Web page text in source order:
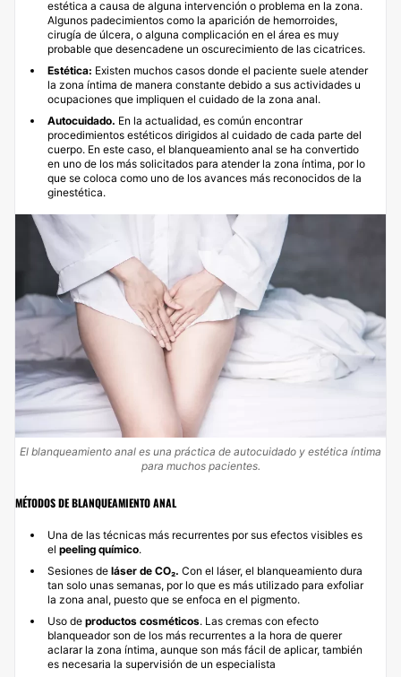
estética a causa de alguna intervención o problema en la zona.
Algunos padecimientos como la aparición de hemorroides,
cirugía de úlcera, o alguna complicación en el área es muy
probable que desencadene un oscurecimiento de las cicatrices.
Estética: Existen muchos casos donde el paciente suele atender
la zona íntima de manera constante debido a sus actividades u
ocupaciones que impliquen el cuidado de la zona anal.
Autocuidado. En la actualidad, es común encontrar
procedimientos estéticos dirigidos al cuidado de cada parte del
cuerpo. En este caso, el blanqueamiento anal se ha convertido
en uno de los más solicitados para atender la zona íntima, por lo
que se coloca como uno de los avances más reconocidos de la
ginestética.
El blanqueamiento anal es una práctica de autocuidado y estética íntima
para muchos pacientes.
MÉTODOS DE BLANQUEAMIENTO ANAL
Una de las técnicas más recurrentes por sus efectos visibles es
el peeling químico.
Sesiones de láser de CO₂. Con el láser, el blanqueamiento dura
tan solo unas semanas, por lo que es más utilizado para exfoliar
la zona anal, puesto que se enfoca en el pigmento.
Uso de productos cosméticos. Las cremas con efecto
blanqueador son de los más recurrentes a la hora de querer
aclarar la zona íntima, aunque son más fácil de aplicar, también
es necesaria la supervisión de un especialista